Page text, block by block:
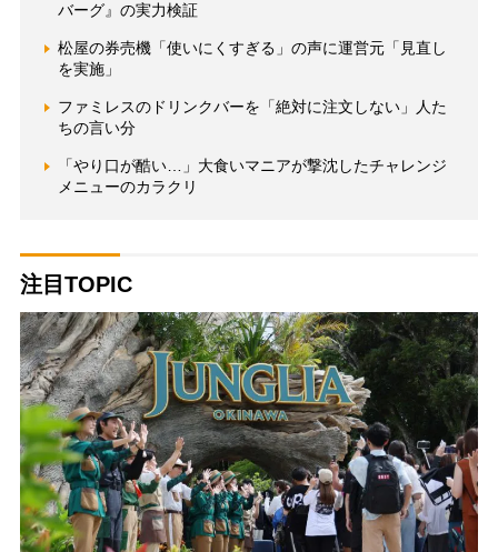
バーグ』の実力検証
松屋の券売機「使いにくすぎる」の声に運営元「見直し
を実施」
ファミレスのドリンクバーを「絶対に注文しない」人た
ちの言い分
「やり口が酷い…」大食いマニアが撃沈したチャレンジ
メニューのカラクリ
注目TOPIC